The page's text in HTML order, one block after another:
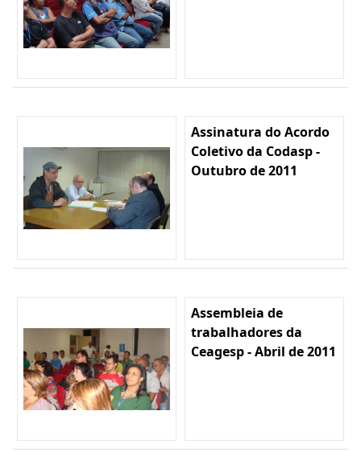
Assinatura do Acordo
Coletivo da Codasp -
Outubro de 2011
Assembleia de
trabalhadores da
Ceagesp - Abril de 2011